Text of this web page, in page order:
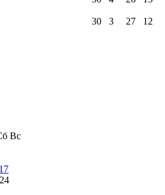
30 3 27 12
Вс
17
24